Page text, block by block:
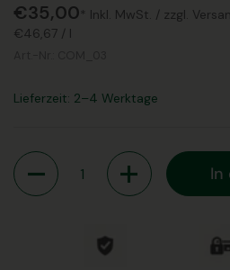
€35,00 * Inkl. MwSt. / zzgl.
€46,67 / l
Lieferzeit: 2–4 Werktage
Anzahl
In